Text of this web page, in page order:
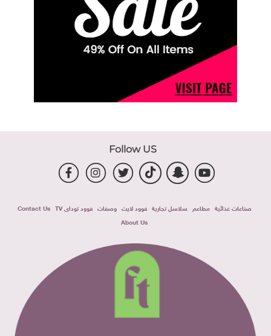
Follow US
صناعات غذائية مطاعم سلاسل تجارية فوود لايت وصفات فوود توداى TV
Contact Us
About Us